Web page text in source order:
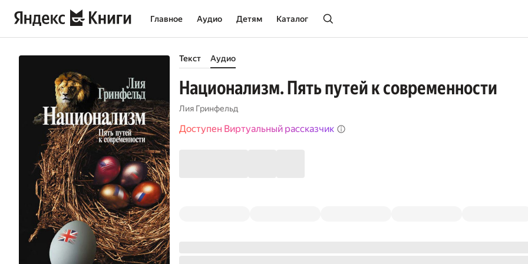
Главное Аудио Детям Каталог
Текст Аудио
Национализм. Пять путей к современности
Лия Гринфельд
Доступен Виртуальный рассказчик